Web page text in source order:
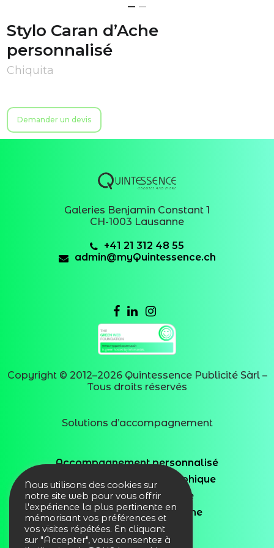
Stylo Caran d’Ache
personnalisé
Chiquita
Demander un devis
Galeries Benjamin Constant 1
CH-1003 Lausanne
+41 21 312 48 55
admin@myQuintessence.ch
Copyright © 2012–2026Quintessence Publicité Sàrl –
Tous droits réservés
Solutions d’accompagnement
Accompagnement personnalisé
Service d’assistance graphique
Logistique & Stockage
Boutique goodies en ligne
Welcome Pack
Nous utilisons des cookies sur
notre site web pour vous offrir
l'expérience la plus pertinente en
mémorisant vos préférences et
vos visites répétées. En cliquant
sur "Accepter", vous consentez à